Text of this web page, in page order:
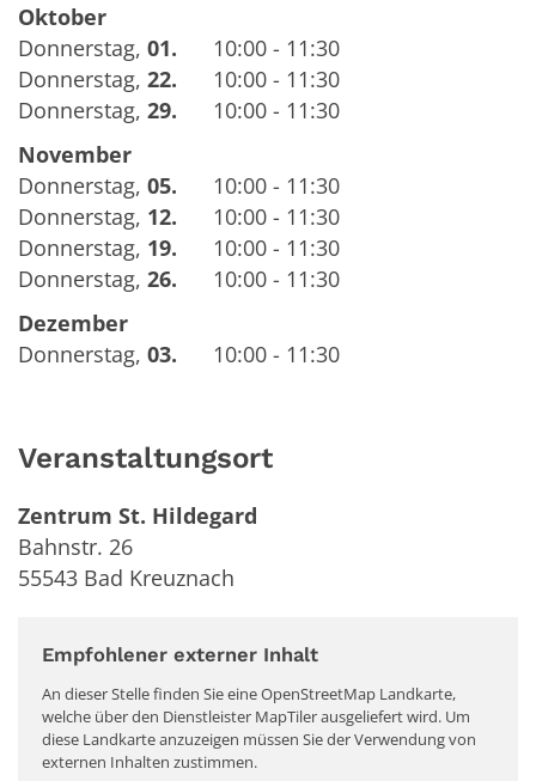
Oktober
Donnerstag, 01.
10:00 - 11:30
Donnerstag, 22.
10:00 - 11:30
Donnerstag, 29.
10:00 - 11:30
November
Donnerstag, 05.
10:00 - 11:30
Donnerstag, 12.
10:00 - 11:30
Donnerstag, 19.
10:00 - 11:30
Donnerstag, 26.
10:00 - 11:30
Dezember
Donnerstag, 03. 10:00 - 11:30
Veranstaltungsort
Zentrum St. Hildegard
Bahnstr. 26
55543 Bad Kreuznach
Empfohlener externer Inhalt
An dieser Stelle finden Sie eine OpenStreetMap Landkarte,
welche über den Dienstleister MapTiler ausgeliefert wird. Um
diese Landkarte anzuzeigen müssen Sie der Verwendung von
externen Inhalten zustimmen.